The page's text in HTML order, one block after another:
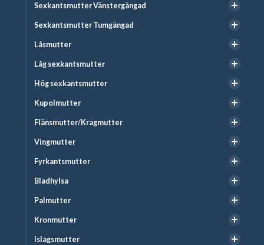
Sexkantsmutter Vänstergängad
Sexkantsmutter Tumgängad
Låsmutter
Låg sexkantsmutter
Hög sexkantsmutter
Kupolmutter
Flänsmutter/Kragmutter
Vingmutter
Fyrkantsmutter
Bladhylsa
Palmutter
Kronmutter
Islagsmutter